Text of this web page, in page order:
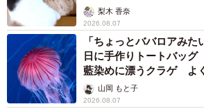
梨木 香奈
2026.08.07
「ちょっとババロアみ
日に手作りトートバッ
藍染めに漂うクラゲ よ
ごい」山岡 もと子
2026.08.07